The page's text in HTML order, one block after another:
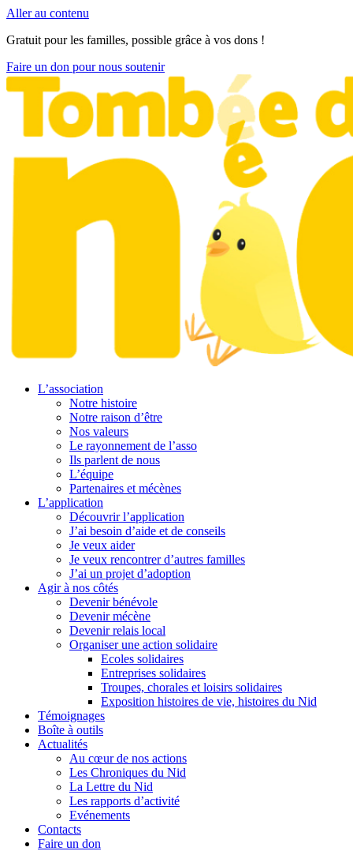
Aller au contenu
Gratuit pour les familles, possible grâce à vos dons !
Faire un don pour nous soutenir
L’association
Notre histoire
Notre raison d’être
Nos valeurs
Le rayonnement de l’asso
Ils parlent de nous
L’équipe
Partenaires et mécènes
L’application
Découvrir l’application
J’ai besoin d’aide et de conseils
Je veux aider
Je veux rencontrer d’autres familles
J’ai un projet d’adoption
Agir à nos côtés
Devenir bénévole
Devenir mécène
Devenir relais local
Organiser une action solidaire
Ecoles solidaires
Entreprises solidaires
Troupes, chorales et loisirs solidaires
Exposition histoires de vie, histoires du Nid
Témoignages
Boîte à outils
Actualités
Au cœur de nos actions
Les Chroniques du Nid
La Lettre du Nid
Les rapports d’activité
Evénements
Contacts
Faire un don